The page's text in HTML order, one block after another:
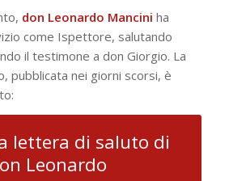
don Leonardo Mancini ha
come Ispettore, salutando
il testimone a don Giorgio. La
pubblicata nei giorni scorsi, è
lettera di saluto di
Leonardo